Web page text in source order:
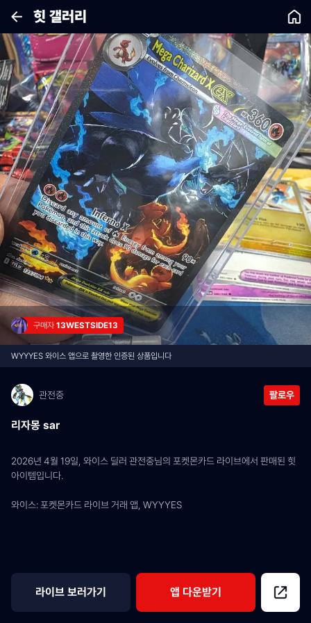
힛 갤러리
구매자 13WESTSIDE13
WYYYES 와이스 앱으로 촬영한 인증된 상품입니다
관전중 팔로우
리자몽 sar
2026년 4월 19일, 와이스 딜러 관전중님의 포켓몬카드 라이브에서 판매된 힛
아이템입니다.
와이스: 포켓몬카드 라이브 거래 앱, WYYYES
라이브 보러가기 앱 다운받기